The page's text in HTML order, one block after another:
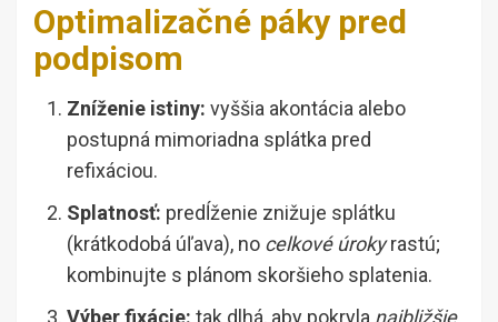
Optimalizačné páky pred
podpisom
Zníženie istiny: vyššia akontácia alebo
postupná mimoriadna splátka pred
refixáciou.
Splatnosť: predĺženie znižuje splátku
(krátkodobá úľava), no celkové úrokyrastú;
kombinujte s plánom skoršieho splatenia.
Výber fixácie: tak dlhá, aby pokryla najbližšie